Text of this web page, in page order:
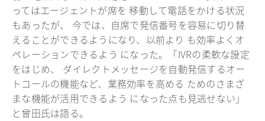
ってはエージェントが席を 移動して電話をかける状況
もあったが、 今では、自席で発信番号を容易に切り替
えることができるようになり、以前より も効率よくオ
ペレーションできるよう になった。「IVRの柔軟な設定
をはじめ、 ダイレクトメッセージを自動発信するオー
トコールの機能など、業務効率を高める ためのさまざ
まな機能が活用できるよう になった点も見逃せない」
と曾田氏は語る。